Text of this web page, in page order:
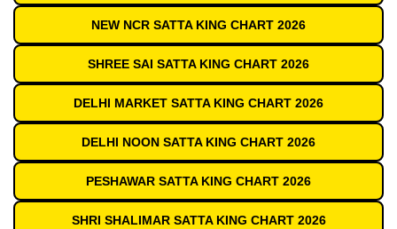
NEW NCR SATTA KING CHART 2026
SHREE SAI SATTA KING CHART 2026
DELHI MARKET SATTA KING CHART 2026
DELHI NOON SATTA KING CHART 2026
PESHAWAR SATTA KING CHART 2026
SHRI SHALIMAR SATTA KING CHART 2026